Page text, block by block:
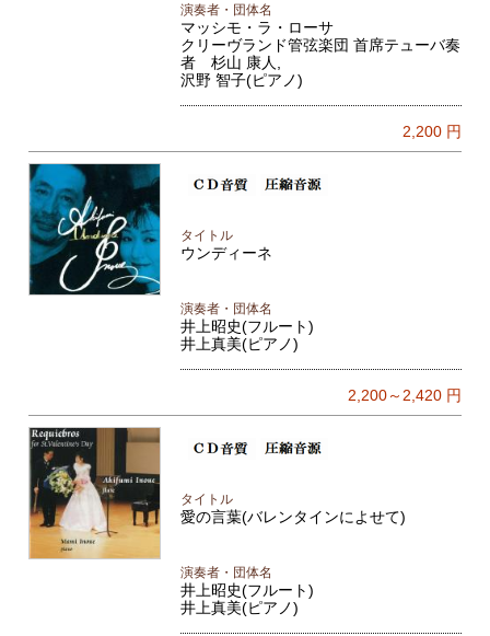
演奏者・団体名
マッシモ・ラ・ローサ
クリーヴランド管弦楽団 首席テューバ奏
者 杉山 康人,
沢野 智子(ピアノ)
2,200円
タイトル
ウンディーネ
演奏者・団体名
井上昭史(フルート)
井上真美(ピアノ)
2,200～2,420円
タイトル
愛の言葉(バレンタインによせて)
演奏者・団体名
井上昭史(フルート)
井上真美(ピアノ)